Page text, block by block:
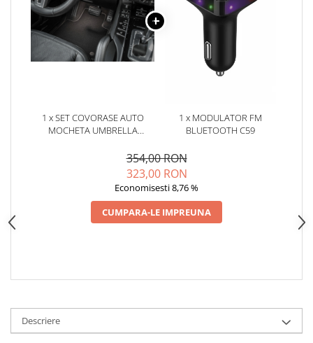
Marcaje si Echipamente de
Siguranta
Accesorii Cabina Camion
Echipamente Electrice si
Uleiuri si Lichide Auto
Aditivi DPF, Sistem Racire si
Servodirectie
Antigel
Curatare si Detailing Interior
Vopsitorie, Chituri si Adezivi
1 x SET COVORASE AUTO
MOCHETA UMBRELLA
1 x MODULATOR FM
BLUETOOTH C59
354,00 RON
323,00 RON
Economisesti 8,76 %
CUMPARA-LE IMPREUNA
Descriere